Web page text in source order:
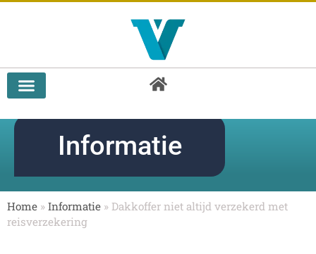
Doorlopende reisverzekering vergelijken
Informatie
Home » Informatie » Dakkoffer niet altijd verzekerd met
reisverzekering